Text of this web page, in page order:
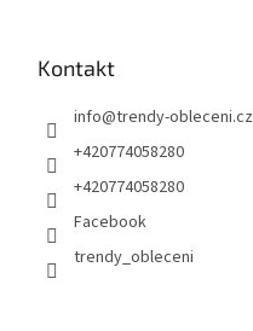
Kontakt
info@trendy-obleceni.cz
+420774058280
+420774058280
Facebook
trendy_obleceni